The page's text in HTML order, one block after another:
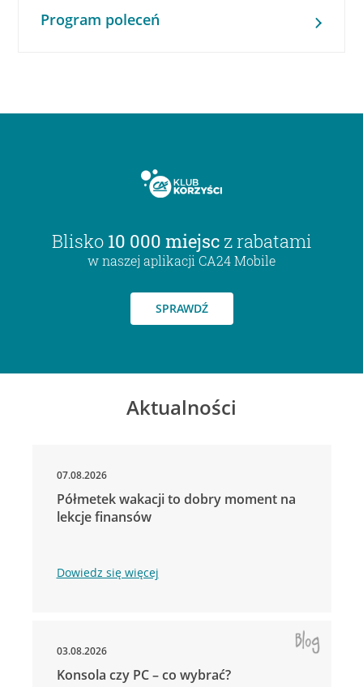
Program poleceń
Blisko 10 000 miejsc z rabatami
w naszej aplikacji CA24 Mobile
SPRAWDŹ
Aktualności
07.08.2026
Półmetek wakacji to dobry moment na
lekcje finansów
Dowiedz się więcej
03.08.2026
Konsola czy PC – co wybrać?